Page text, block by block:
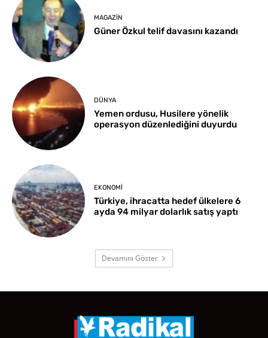
MAGAZIN
Güner Özkul telif davasını kazandı
DÜNYA
Yemen ordusu, Husilere yönelik
operasyon düzenlediğini duyurdu
EKONOMI
Türkiye, ihracatta hedef ülkelere 6
ayda 94 milyar dolarlık satış yaptı
Devamını Göster